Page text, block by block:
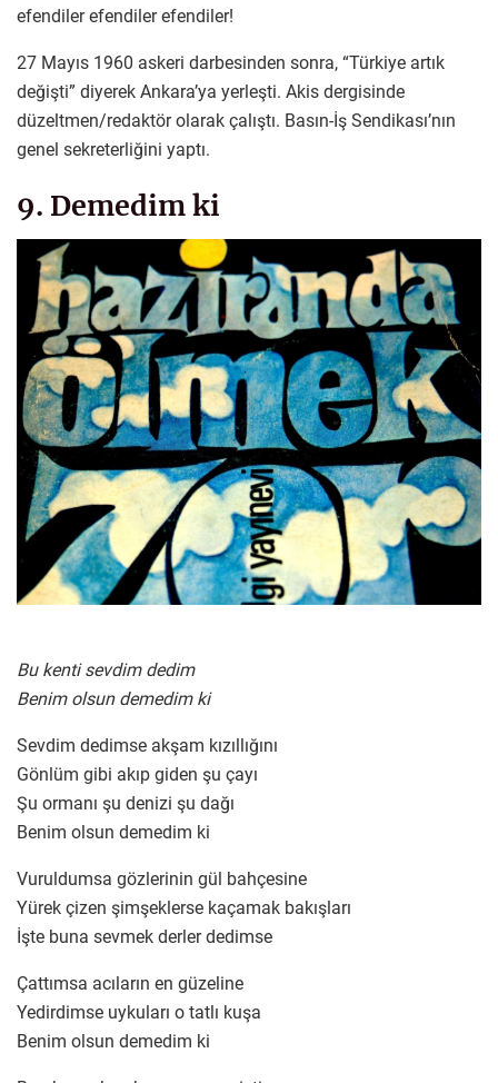
efendiler efendiler efendiler!
27 Mayıs 1960 askeri darbesinden sonra, “Türkiye artık
değişti” diyerek Ankara’ya yerleşti. Akis dergisinde
düzeltmen/redaktör olarak çalıştı. Basın-İş Sendikası’nın
genel sekreterliğini yaptı.
9. Demedim ki
Bu kenti sevdim dedim
Benim olsun demedim ki
Sevdim dedimse akşam kızıllığını
Gönlüm gibi akıp giden şu çayı
Şu ormanı şu denizi şu dağı
Benim olsun demedim ki
Vuruldumsa gözlerinin gül bahçesine
Yürek çizen şimşeklerse kaçamak bakışları
İşte buna sevmek derler dedimse
Çattımsa acıların en güzeline
Yedirdimse uykuları o tatlı kuşa
Benim olsun demedim ki